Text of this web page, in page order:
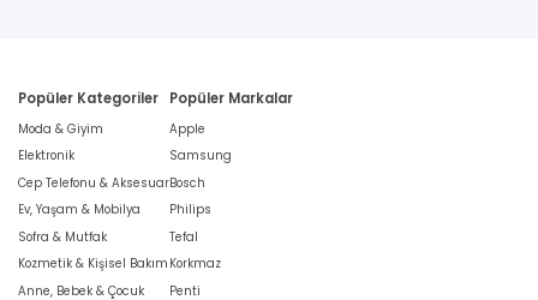
Popüler Kategoriler
Moda & Giyim
Elektronik
Cep Telefonu & Aksesuar
Ev, Yaşam & Mobilya
Sofra & Mutfak
Kozmetik & Kişisel Bakım
Anne, Bebek & Çocuk
Popüler Markalar
Apple
Samsung
Bosch
Philips
Tefal
Korkmaz
Penti